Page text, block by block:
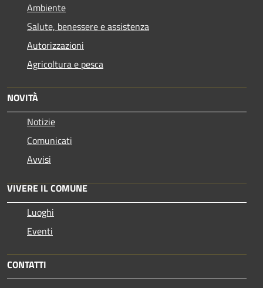
Ambiente
Salute, benessere e assistenza
Autorizzazioni
Agricoltura e pesca
NOVITÀ
Notizie
Comunicati
Avvisi
VIVERE IL COMUNE
Luoghi
Eventi
CONTATTI